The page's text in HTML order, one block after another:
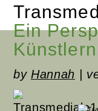
Ein
by Hannah